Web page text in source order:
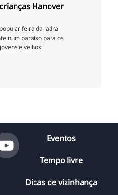
Hanover
feira da ladra
num paraíso para os
e velhos.
Eventos
Tempo livre
Dicas de vizinhança